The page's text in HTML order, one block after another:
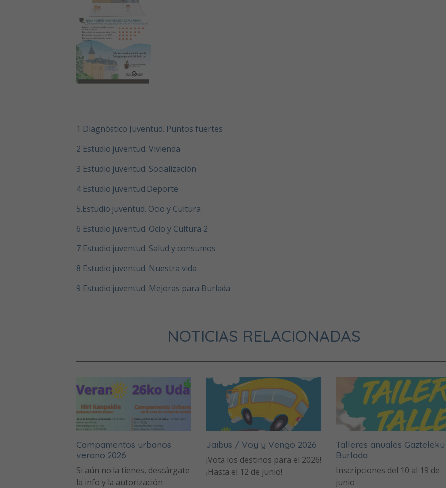
1 Diagnóstico Juventud. Puntos fuertes
2 Estudio juventud. Vivienda
3 Estudio juventud. Socialización
4 Estudio juventud.Deporte
5.Estudio juventud. Ocio y Cultura
6 Estudio juventud. Ocio y Cultura 2
7 Estudio juventud. Salud y consumos
8 Estudio juventud. Nuestra vida
9 Estudio juventud. Mejoras para Burlada
NOTICIAS RELACIONADAS
Campamentos urbanos
verano 2026
Si aún no la tienes, descárgate
la info y la autorización
Jaibus / Voy y Vengo 2026
¡Vota los destinos para el 2026!
¡Hasta el 12 de junio!
Talleres anuales Gazteleku
Burlada
Inscripciones del 10 al 19 de
junio